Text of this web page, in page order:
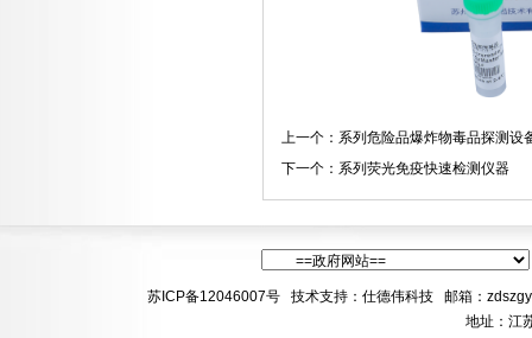
上一个： 系列危险品爆炸物毒品探测设
下一个： 系列荧光免疫快速检测仪器
苏ICP备12046007号技术支持： 仕德伟科技 邮箱：
地址：江